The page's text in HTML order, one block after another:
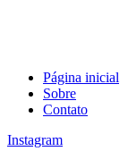
Página inicial
Sobre
Contato
Instagram